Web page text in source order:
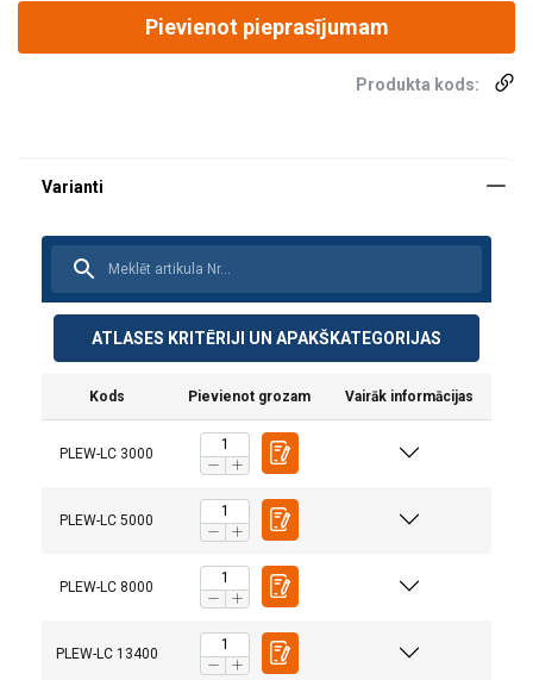
Pievienot pieprasījumam
Produkta kods:
ATLASES KRITĒRIJI UN APAKŠKATEGORIJAS
Kods Pievienot grozam Vairāk informācijas
PLEW-LC 3000
PLEW-LC 5000
PLEW-LC 8000
PLEW-LC 13400
Šajā tīmekļa vietnē tiek
izmantoti sīkfaili